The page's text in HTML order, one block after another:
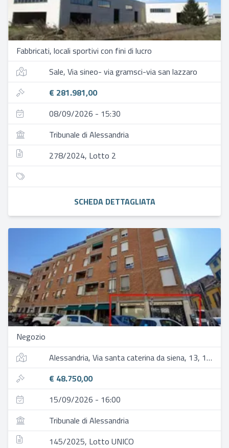
Fabbricati, locali sportivi con fini di lucro
Sale, Via sineo- via gramsci-via san lazzaro
€ 281.981,00
08/09/2026 - 15:30
Tribunale di Alessandria
278/2024, Lotto 2
SCHEDA DETTAGLIATA
Negozio
Alessandria, Via santa caterina da siena, 13, 15121 alessandria al, italia
€ 48.750,00
15/09/2026 - 16:00
Tribunale di Alessandria
145/2025, Lotto UNICO